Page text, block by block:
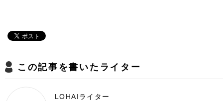
この記事を書いたライター
LOHAIライター